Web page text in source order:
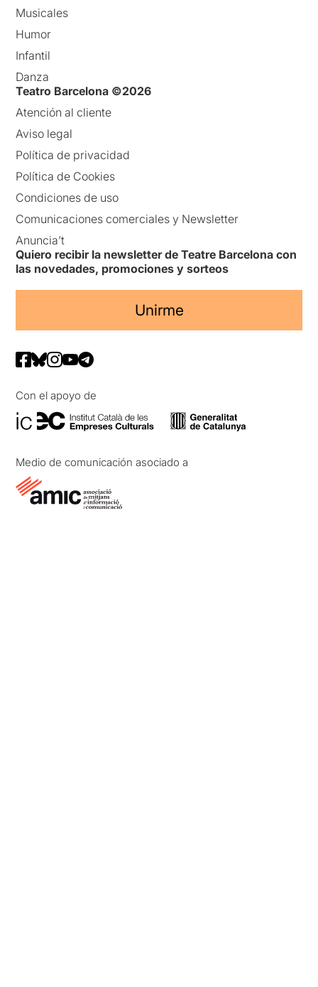
Musicales
Humor
Infantil
Danza
Teatro Barcelona ©2026
Atención al cliente
Aviso legal
Política de privacidad
Política de Cookies
Condiciones de uso
Comunicaciones comerciales y Newsletter
Anuncia’t
Quiero recibir la newsletter de Teatre Barcelona con
las novedades, promociones y sorteos
Unirme
Con el apoyo de
Medio de comunicación asociado a